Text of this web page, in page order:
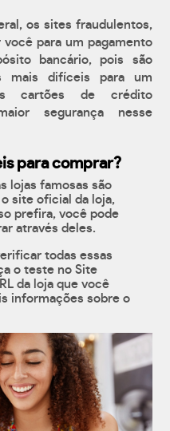
os sites fraudulentos,
para um pagamento
bancário, pois são
mais difíceis para um
cartões de crédito
segurança nesse
para comprar?
lojas famosas são
site oficial da loja,
prefira, você pode
através deles.
todas essas
o teste no Site
da loja que você
informações sobre o